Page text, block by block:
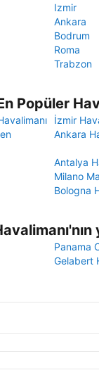
Izmir
Ankara
Bodrum
Roma
Trabzon
Popüler
İzmir
Ankara
Antalya
Milano
Bologna
Panama
Gelabert